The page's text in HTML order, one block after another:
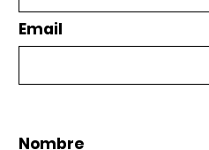
Email
Nombre